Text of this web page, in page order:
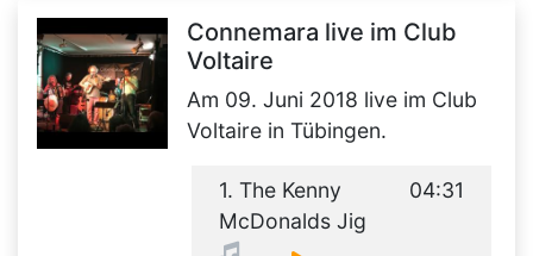
Connemara live im Club
Voltaire
Am 09. Juni 2018 live im Club
Voltaire in Tübingen.
1. The Kenny
McDonalds Jig
04:31